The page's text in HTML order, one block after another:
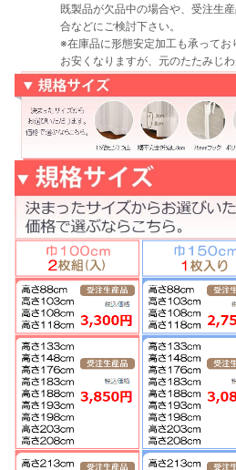
既製品が欠品中の場合や、受注生
合などにご検討下さい。
※在庫品に形態安定加工も承って
お安くなりますが、元のたたみじ